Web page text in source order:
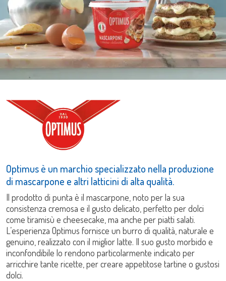
Optimus è un marchio specializzato nella produzione
di mascarpone e altri latticini di alta qualità.
Il prodotto di punta è il mascarpone, noto per la sua
consistenza cremosa e il gusto delicato, perfetto per dolci
come tiramisù e cheesecake, ma anche per piatti salati.
L’esperienza Optimus fornisce un burro di qualità, naturale e
genuino, realizzato con il miglior latte. Il suo gusto morbido e
inconfondibile lo rendono particolarmente indicato per
arricchire tante ricette, per creare appetitose tartine o gustosi
dolci.